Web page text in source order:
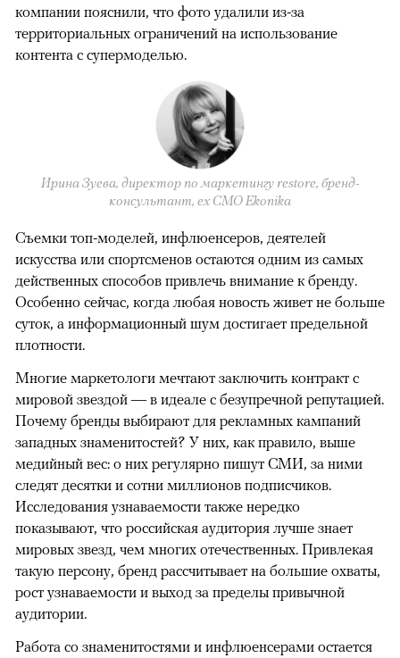
компании пояснили, что фото удалили из-за
территориальных ограничений на использование
контента с супермоделью.
Ирина Зуева, директор по маркетингу restore, бренд-
консультант, eх CMO Ekonika
Съемки топ-моделей, инфлюенсеров, деятелей
искусства или спортсменов остаются одним из самых
действенных способов привлечь внимание к бренду.
Особенно сейчас, когда любая новость живет не больше
суток, а информационный шум достигает предельной
плотности.
Многие маркетологи мечтают заключить контракт с
мировой звездой — в идеале с безупречной репутацией.
Почему бренды выбирают для рекламных кампаний
западных знаменитостей? У них, как правило, выше
медийный вес: о них регулярно пишут СМИ, за ними
следят десятки и сотни миллионов подписчиков.
Исследования узнаваемости также нередко
показывают, что российская аудитория лучше знает
мировых звезд, чем многих отечественных. Привлекая
такую персону, бренд рассчитывает на большие охваты,
рост узнаваемости и выход за пределы привычной
аудитории.
Работа со знаменитостями и инфлюенсерами остается